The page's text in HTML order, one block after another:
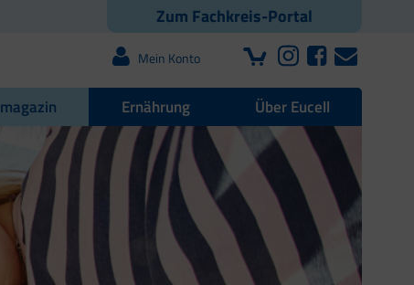
Zum Fachkreis-Portal
Mein Konto
Ernährung Über Eucell